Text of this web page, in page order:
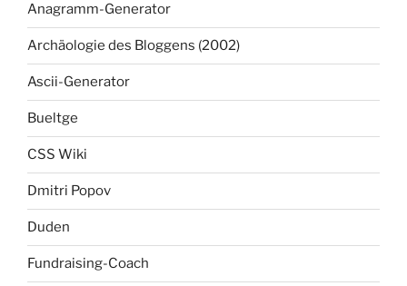
Anagramm-Generator
Archäologie des Bloggens (2002)
Ascii-Generator
Bueltge
CSS Wiki
Dmitri Popov
Duden
Fundraising-Coach